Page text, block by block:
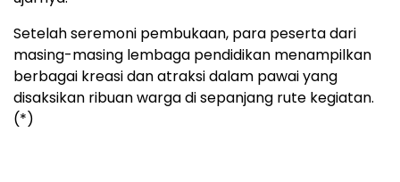
Setelah seremoni pembukaan, para peserta dari
masing-masing lembaga pendidikan menampilkan
berbagai kreasi dan atraksi dalam pawai yang
disaksikan ribuan warga di sepanjang rute kegiatan.
(*)